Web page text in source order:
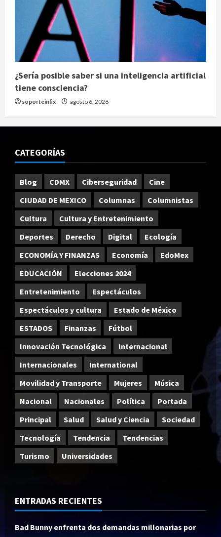
¿Sería posible saber si una inteligencia artificial
tiene consciencia?
soporteinfix agosto 6, 2026
CATEGORÍAS
Blog CDMX Ciberseguridad
Cine
CIUDAD DE MEXICO
Columnas
Columnistas
Cultura
Cultura y Entretenimiento
Deportes
Derecho Digital
Ecología
ECONOMÍA Y FINANZAS
Economía
EdoMex
EDUCACIÓN
Elecciones 2024
Entretenimiento
Espectáculos
Espectáculos y cultura
Estado de México
ESTADOS
Finanzas
Fútbol
Innovación Tecnológica
Internacional
Internacionales
International
Movilidad y Transporte
Mujeres
Música
Nacional
Nacionales Política
Portada
Principal
Salud Salud y Ciencia
Sociedad
Tecnología
Tendencia
Tendencias
Turismo
Universidades
ENTRADAS RECIENTES
Bad Bunny enfrenta dos demandas millonarias por